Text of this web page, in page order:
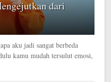
dari
aku jadi sangat berbeda
kamu mudah tersulut emosi,